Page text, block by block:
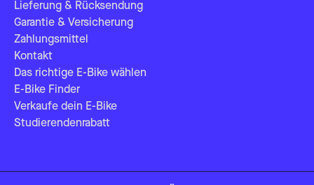
Lieferung & Rücksendung
Garantie & Versicherung
Zahlungsmittel
Kontakt
Das richtige E-Bike wählen
E-Bike Finder
Verkaufe dein E-Bike
Studierendenrabatt